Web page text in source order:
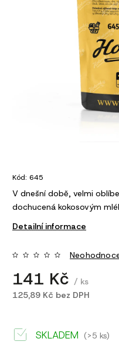
Kód: 645
V dnešní době, velmi
dochucená kokosovým
Detailní informace
141 Kč / ks
125,89 Kč bez DPH
SKLADEM (>5 ks)